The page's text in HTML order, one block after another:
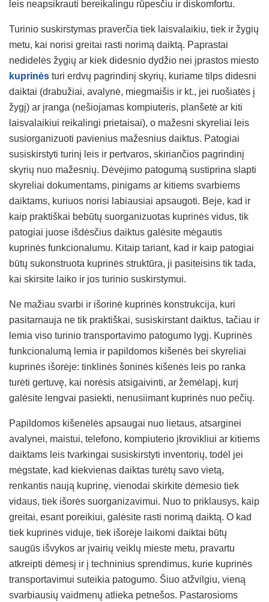
leis neapsikrauti bereikalingu rūpesčiu ir diskomfortu.
Turinio suskirstymas praverčia tiek laisvalaikiu, tiek ir žygių
metu, kai norisi greitai rasti norimą daiktą. Paprastai
nedidelės žygių ar kiek didesnio dydžio nei įprastos miesto
kuprinės turi erdvų pagrindinį skyrių, kuriame tilps didesni
daiktai (drabužiai, avalynė, miegmaišis ir kt., jei ruošiatės į
žygį) ar įranga (nešiojamas kompiuteris, planšetė ar kiti
laisvalaikiui reikalingi prietaisai), o mažesni skyreliai leis
susiorganizuoti pavienius mažesnius daiktus. Patogiai
susiskirstyti turinį leis ir pertvaros, skiriančios pagrindinį
skyrių nuo mažesnių. Dėvėjimo patogumą sustiprina slapti
skyreliai dokumentams, pinigams ar kitiems svarbiems
daiktams, kuriuos norisi labiausiai apsaugoti. Beje, kad ir
kaip praktiškai bebūtų suorganizuotas kuprinės vidus, tik
patogiai juose išdėsčius daiktus galėsite mėgautis
kuprinės funkcionalumu. Kitaip tariant, kad ir kaip patogiai
būtų sukonstruota kuprinės struktūra, ji pasiteisins tik tada,
kai skirsite laiko ir jos turinio suskirstymui.
Ne mažiau svarbi ir išorinė kuprinės konstrukcija, kuri
pasitarnauja ne tik praktiškai, susiskirstant daiktus, tačiau ir
lemia viso turinio transportavimo patogumo lygį. Kuprinės
funkcionalumą lemia ir papildomos kišenės bei skyreliai
kuprinės išorėje: tinklinės šoninės kišenės leis po ranka
turėti gertuvę, kai norėsis atsigaivinti, ar žemėlapį, kurį
galėsite lengvai pasiekti, nenusiimant kuprinės nuo pečių.
Papildomos kišenėlės apsaugai nuo lietaus, atsarginei
avalynei, maistui, telefono, kompiuterio įkrovikliui ar kitiems
daiktams leis tvarkingai susiskirstyti inventorių, todėl jei
mėgstate, kad kiekvienas daiktas turėtų savo vietą,
renkantis naują kuprinę, vienodai skirkite dėmesio tiek
vidaus, tiek išorės suorganizavimui. Nuo to priklausys, kaip
greitai, esant poreikiui, galėsite rasti norimą daiktą. O kad
tiek kuprinės viduje, tiek išorėje laikomi daiktai būtų
saugūs išvykos ar įvairių veiklų mieste metu, pravartu
atkreipti dėmesį ir į techninius sprendimus, kurie kuprinės
transportavimui suteikia patogumo. Šiuo atžvilgiu, vieną
svarbiausių vaidmenų atlieka petnešos. Pastarosioms